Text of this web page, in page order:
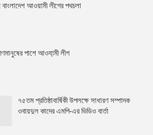
আওয়ামী লীগের পথচলা
গণমানুষের পাশে আওযা়মী লীগ
৭৫তম প্রতিষ্ঠাবার্ষিকী উপলক্ষে সাধারণ সম্পাদক
ওবায়দুল কাদের এমপি-এর ভিডিও বার্তা